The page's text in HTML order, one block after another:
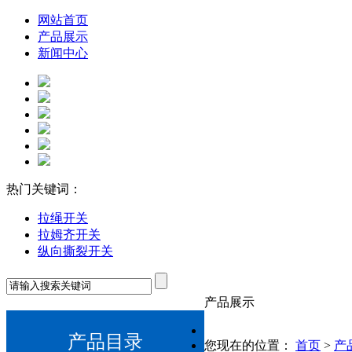
网站首页
产品展示
新闻中心
热门关键词：
拉绳开关
拉姆齐开关
纵向撕裂开关
产品目录
产品展示
您现在的位置： 首页 > 产